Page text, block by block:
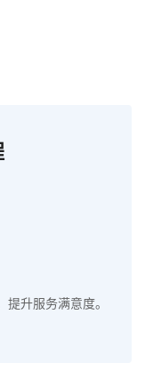
升服务满意度。